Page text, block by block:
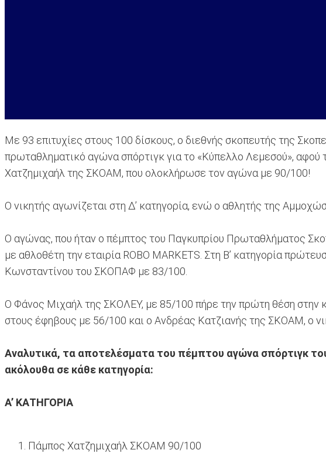
Με 93 επιτυχίες στους 100 δίσκους, ο διεθνής σκοπευτής της
πρωταθληματικό αγώνα σπόρτιγκ για το «Κύπελλο Λεμεσού»,
Χατζημιχαήλ της ΣΚΟΑΜ, που ολοκλήρωσε τον αγώνα με 90/100!
Ο νικητής αγωνίζεται στη Δ’ κατηγορία, ενώ ο αθλητής της
Ο αγώνας, που ήταν ο πέμπτος του Παγκυπρίου Πρωταθλήματος
με αθλοθέτη την εταιρία ROBO MARKETS. Στη Β’ κατηγορία
Κωνσταντίνου του ΣΚΟΠΑΦ με 83/100.
Ο Φάνος Μιχαήλ της ΣΚΟΛΕΥ, με 85/100 πήρε την πρώτη θέση στην
στους έφηβους με 56/100 και ο Ανδρέας Κατζιανής της ΣΚΟΑΜ, ο
Αναλυτικά, τα αποτελέσματα του πέμπτου αγώνα σπόρτιγκ
ακόλουθα σε κάθε κατηγορία:
Α’ ΚΑΤΗΓΟΡΙΑ
Πάμπος Χατζημιχαήλ ΣΚΟΑΜ 90/100